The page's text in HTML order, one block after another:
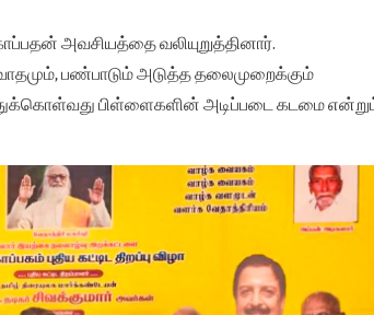
அவசியத்தை வலியுறுத்தினார்.
பண்பாடும் அடுத்த தலைமுறைக்கும்
பிள்ளைகளின் அடிப்படை கடமை